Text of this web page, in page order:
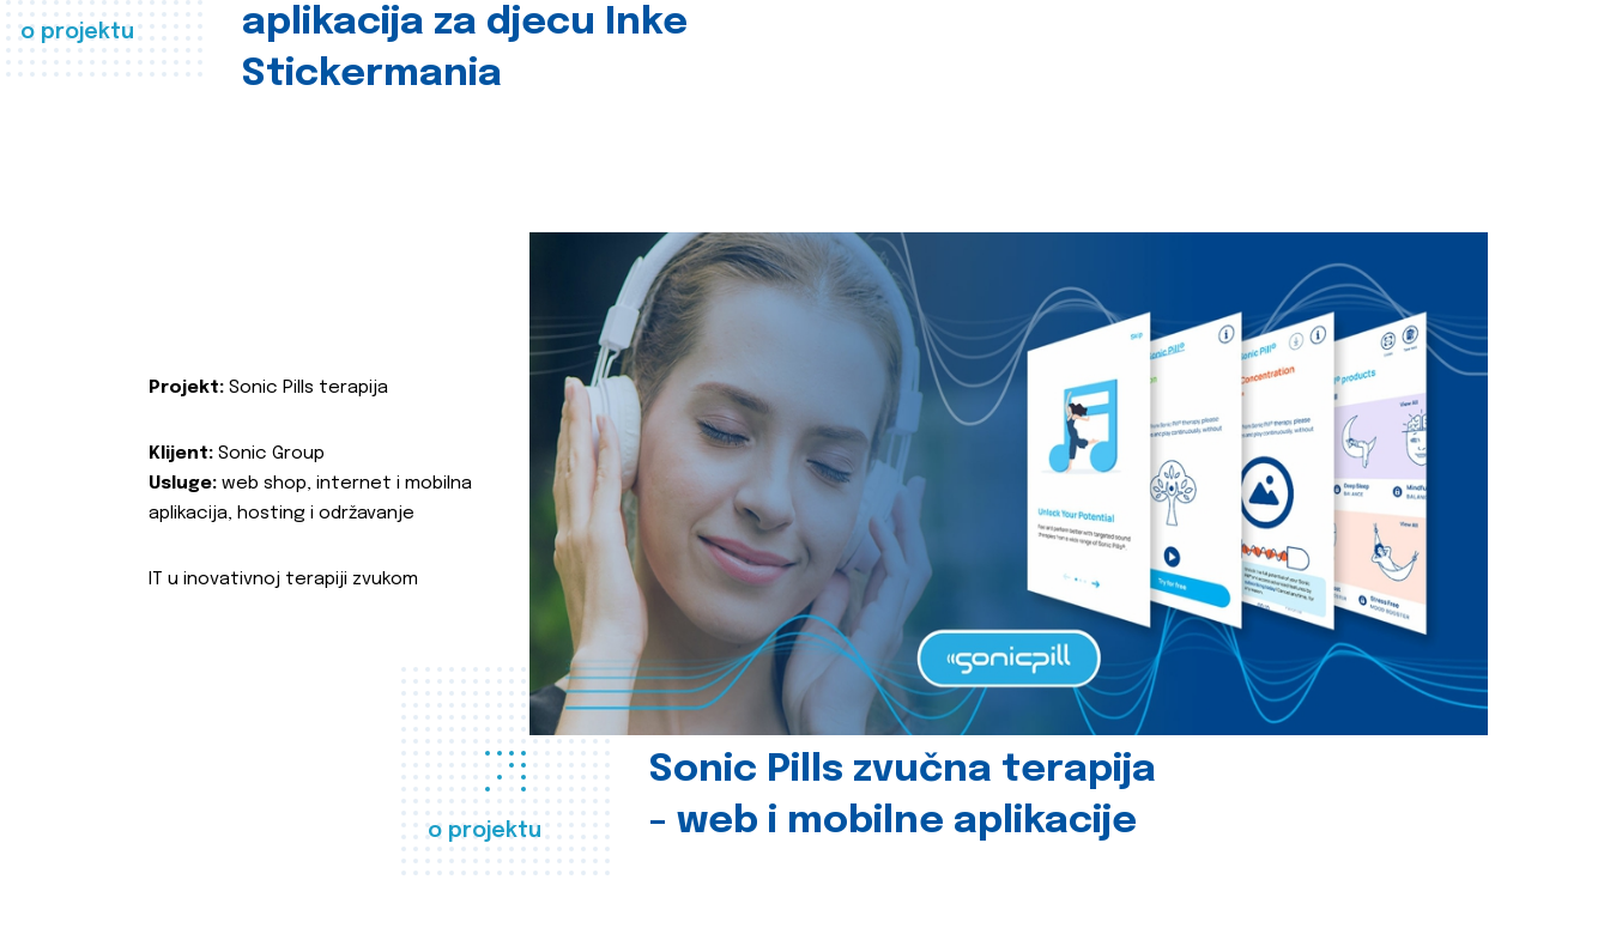
o projektu
aplikacija za djecu Inke
Stickermania
o projektu
Sonic Pills zvučna terapija
- web i mobilne aplikacije
Projekt: Sonic Pills terapija
Klijent: Sonic Group
Usluge: web shop, internet i mobilna
aplikacija, hosting i održavanje
IT u inovativnoj terapiji zvukom